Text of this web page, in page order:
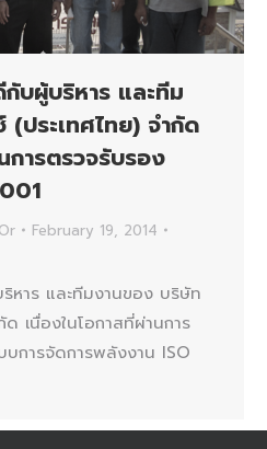
บผู้บริหาร และทีม
(ประเทศไทย) จำกัด
การตรวจรับรอง
Or
February 19, 2014
หาร และทีมงานของ บริษัท
ด เนื่องในโอกาสที่ผ่านการ
บการจัดการพลังงาน ISO